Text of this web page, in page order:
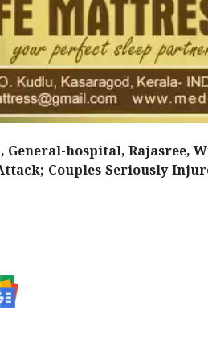
General-hospital, Rajasree,
Couples Seriously